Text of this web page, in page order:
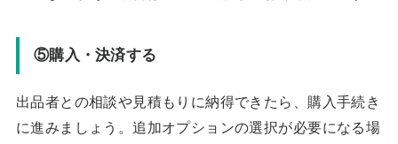
⑤購入・決済する
出品者との相談や見積もりに納得できたら、購入手続き
に進みましょう。追加オプションの選択が必要になる場